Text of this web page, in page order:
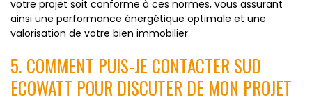
votre projet soit conforme à ces normes, vous assurant
ainsi une performance énergétique optimale et une
valorisation de votre bien immobilier.
5. COMMENT PUIS-JE CONTACTER SUD
ECOWATT POUR DISCUTER DE MON PROJET